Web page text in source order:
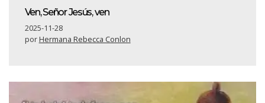
Ven, Señor Jesús, ven
2025-11-28
porHermana Rebecca Conlon